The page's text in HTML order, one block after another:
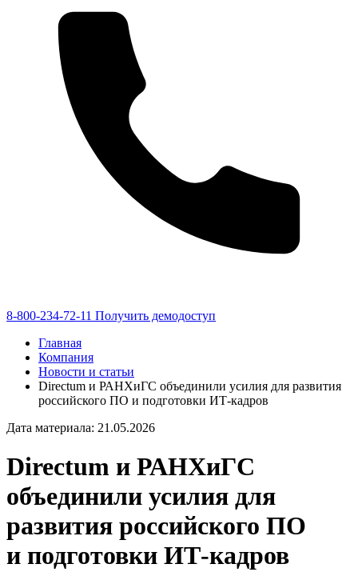
8-800-234-72-11 Получить демодоступ
Главная
Компания
Новости и статьи
Directum и РАНХиГС объединили усилия для развития
российского ПО и подготовки ИТ-кадров
Дата материала: 21.05.2026
Directum и РАНХиГС
объединили усилия для
развития российского ПО
и подготовки ИТ-кадров